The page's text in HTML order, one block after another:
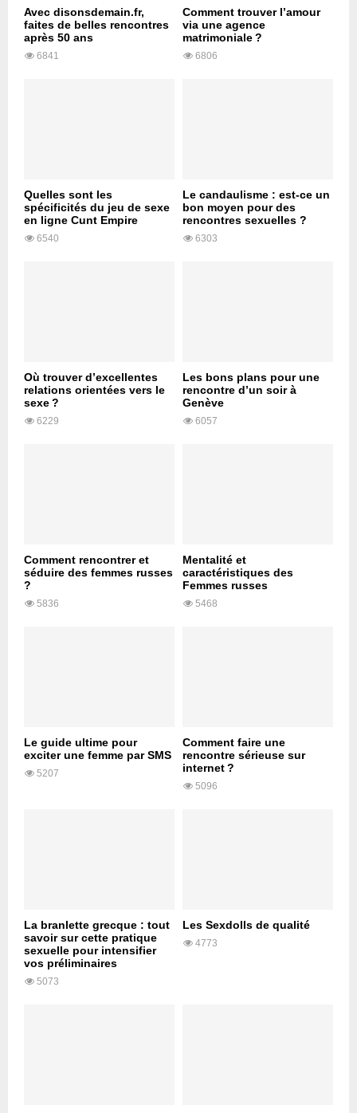
Avec disonsdemain.fr,
faites de belles rencontres
après 50 ans
6841
Comment trouver l’amour
via une agence
matrimoniale ?
6806
Quelles sont les
spécificités du jeu de sexe
en ligne Cunt Empire
6540
Le candaulisme : est-ce un
bon moyen pour des
rencontres sexuelles ?
6303
Où trouver d’excellentes
relations orientées vers le
sexe ?
6229
Les bons plans pour une
rencontre d’un soir à
Genève
6057
Comment rencontrer et
séduire des femmes russes
?
5836
Mentalité et
caractéristiques des
Femmes russes
5468
Le guide ultime pour
exciter une femme par SMS
5207
Comment faire une
rencontre sérieuse sur
internet ?
5096
La branlette grecque : tout
savoir sur cette pratique
sexuelle pour intensifier
vos préliminaires
5073
Les Sexdolls de qualité
4773